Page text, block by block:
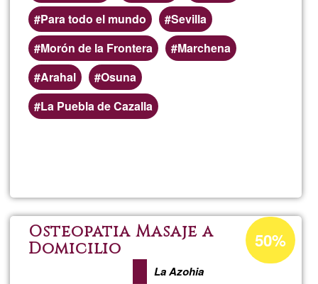
Para todo el mundo
Sevilla
Morón de la Frontera
Marchena
Arahal
Osuna
La Puebla de Cazalla
Osteopatia Masaje a
Domicilio
La Azohia
Porcentaje
de
aceptación
50%